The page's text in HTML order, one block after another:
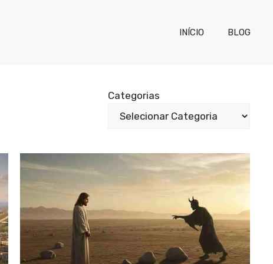
INÍCIO BLOG
Categorias